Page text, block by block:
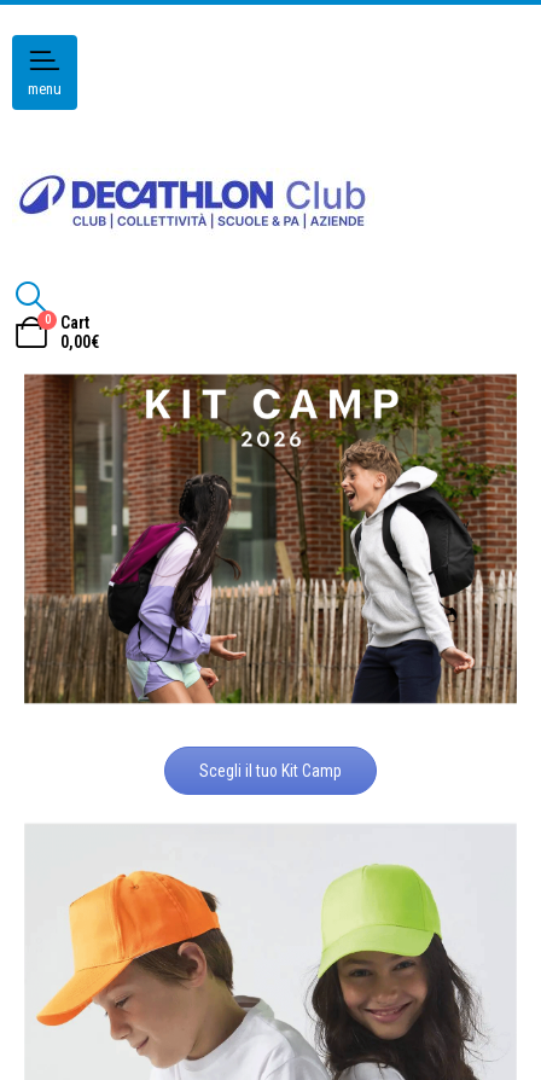
menu
0
Cart
0,00€
Scegli il tuo Kit Camp